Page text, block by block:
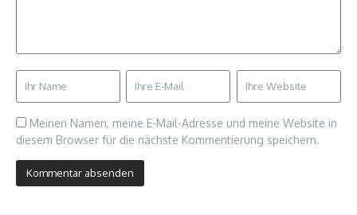
Meinen Namen, meine E-Mail-Adresse und meine Website in
diesem Browser für die nächste Kommentierung speichern.